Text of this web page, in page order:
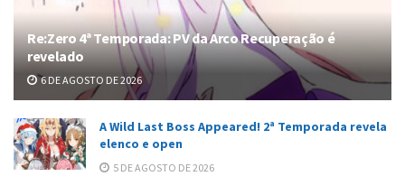
Re:Zero 4ª Temporada: PV da Arco Recuperação é
revelado
6 DE AGOSTO DE 2026
A Wild Last Boss Appeared! 2ª Temporada revela
elenco e open
5 DE AGOSTO DE 2026